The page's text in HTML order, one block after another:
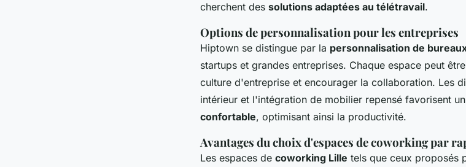
cherchent des solutions adaptées au télétravail.
Options de personnalisation pour les entreprises
Hiptown se distingue par la personnalisation de
startups et grandes entreprises. Chaque espace peut
culture d'entreprise et encourager la collaboration. Les
intérieur et l'intégration de mobilier repensé favorisent un
confortable, optimisant ainsi la productivité.
Avantages du choix d'espaces de coworking par
Les espaces de coworking Lille tels que ceux proposés